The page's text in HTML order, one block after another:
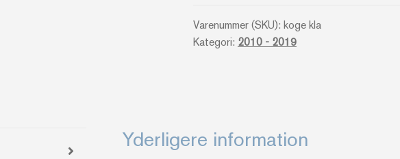
Andersen
antal
Varenummer (SKU): koge kla
Kategori: 2010 - 2019
Yderligere information